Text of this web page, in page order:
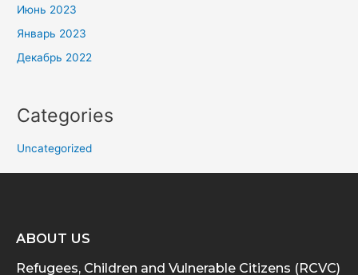
Июнь 2023
Январь 2023
Декабрь 2022
Categories
Uncategorized
ABOUT US
Refugees, Children and Vulnerable Citizens (RCVC)